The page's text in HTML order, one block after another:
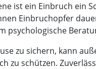
ist ein Einbruch ein
Einbruchopfer
psychologische
zu sichern, kann
zu schützen.